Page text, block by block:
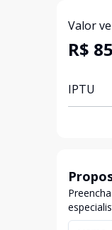
Valor
R$
IPTU